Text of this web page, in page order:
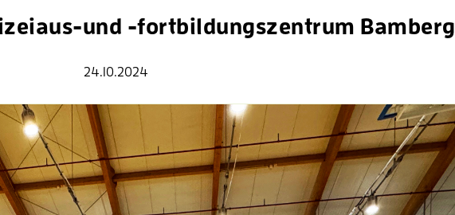
und -fortbildungszentrum Bamberg
24.10.2024